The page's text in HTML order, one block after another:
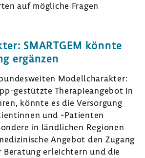
auf mögliche Fragen
SMARTGEM könnte
ergänzen
bundes­weiten Modell­cha­rakter:
​gestützte Thera­pie­an­gebot in
könnte es die Versor­gung
und -​Patienten
in länd­li­chen Regionen
Angebot den Zugang
erleich­tern und die